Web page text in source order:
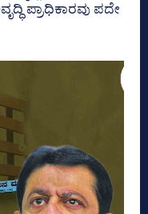
ಪ್ರಾಧಿಕಾರವು ಪದೇ